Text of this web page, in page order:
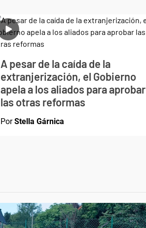
A pesar de la caída de la
extranjerización, el Gobierno
apela a los aliados para aprobar
las otras reformas
PorStella Gárnica